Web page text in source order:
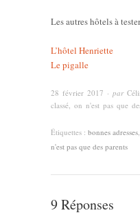
Les autres hôtels à
L’hôtel Henriette
Le pigalle
28 février 2017 · par
classé, on n'est pas que
Étiquettes : bonnes adresses,
n'est pas que des parents
9 Réponses